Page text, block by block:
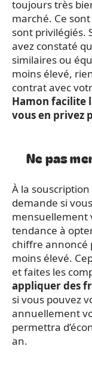
toujours très
marché. Ce
sont privilégiés.
avez constaté
similaires ou
moins élevé,
contrat avec
Hamon facilite
vous en privez
Ne pas
À la
demande si
mensuellement
tendance à
chiffre annoncé
moins élevé.
et faites les
appliquer des
si vous pouvez
annuellement
permettra
an.